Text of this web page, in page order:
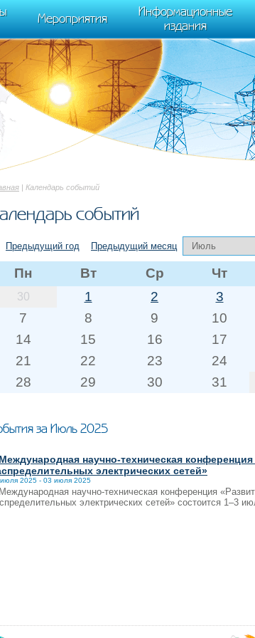
=== r) { return; }}
trackLinks:true, accurateTrackBounce:true });
Мероприятия
Информационные
издания
| Календарь событий
событий
Предыдущий год Предыдущий месяц
Пн Вт Ср Чт
30 1 2 3
7
8 9 10
14
15 16 17
21
22 23 24
28
29 30 31
за Июль 2025
научно-техническая
электрических сетей»
2025 - 03 июля 2025
научно-техническая конференция
электрических сетей» состоится 1–3